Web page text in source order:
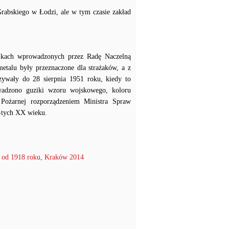
w Łodzi, ale w tym czasie zakład
wprowadzonych przez Radę Naczelną
były przeznaczone dla strażaków, a z
do 28 sierpnia 1951 roku, kiedy to
guziki wzoru wojskowego, koloru
rozporządzeniem Ministra Spraw
tych XX wieku.
1918 roku, Kraków 2014